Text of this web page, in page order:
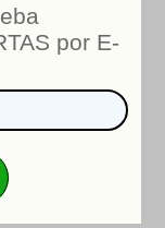
de
07424-001-